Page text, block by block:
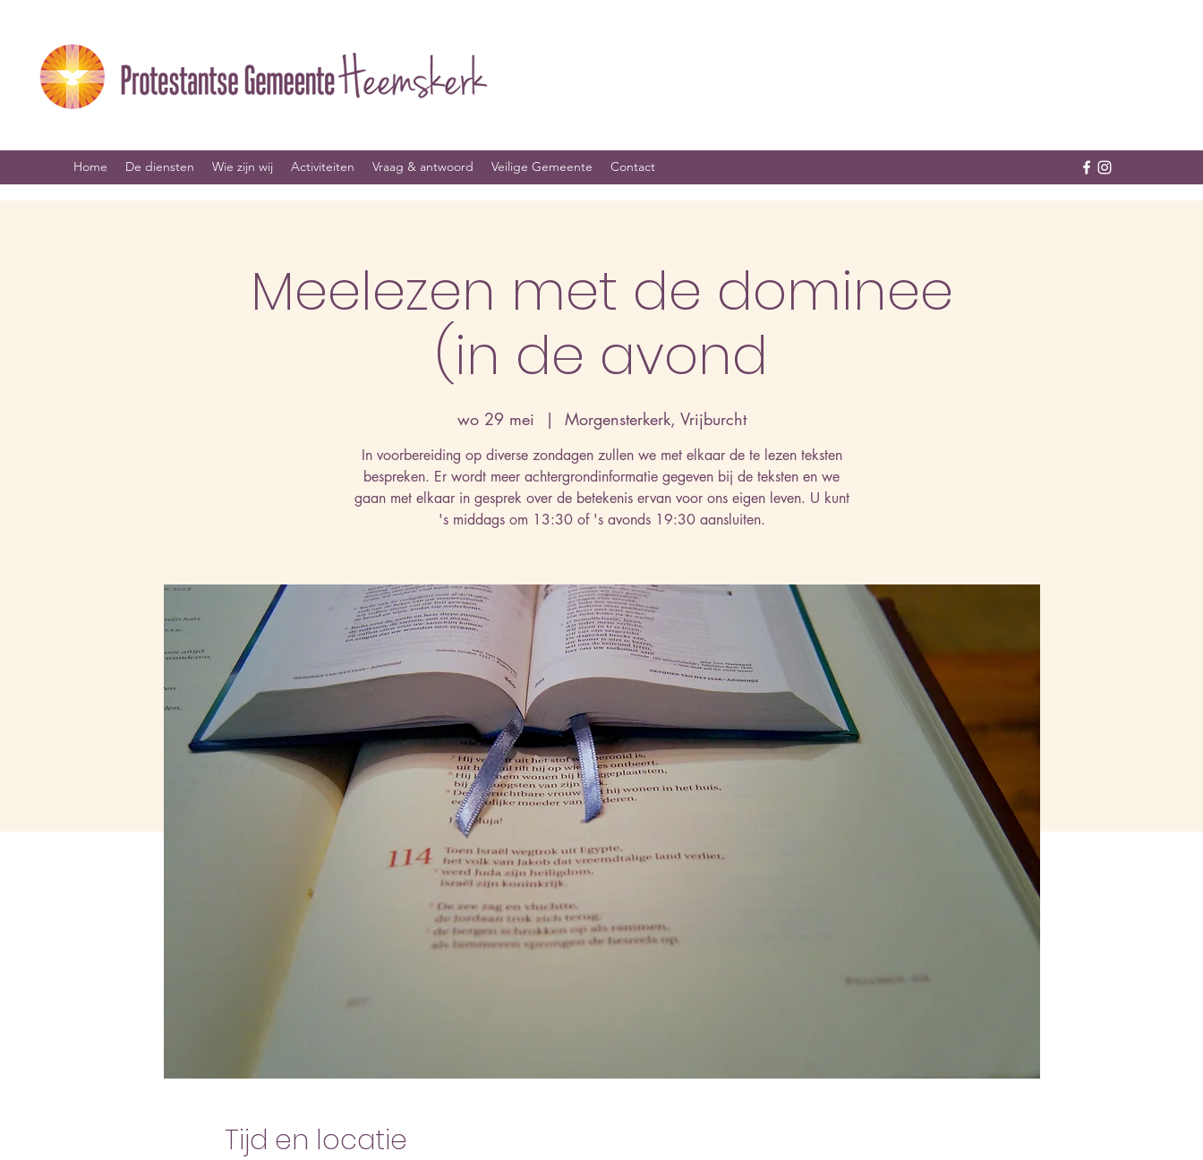
Home De diensten Wie zijn wij Activiteiten Vraag & antwoord Veilige Gemeente Contact
Meelezen met de dominee
(in de avond
wo 29 mei
  |
Morgensterkerk, Vrijburcht
In voorbereiding op diverse zondagen zullen we met elkaar de te lezen teksten
bespreken. Er wordt meer achtergrondinformatie gegeven bij de teksten en we
gaan met elkaar in gesprek over de betekenis ervan voor ons eigen leven. U kunt
's middags om 13:30 of 's avonds 19:30 aansluiten.
Tijd en locatie